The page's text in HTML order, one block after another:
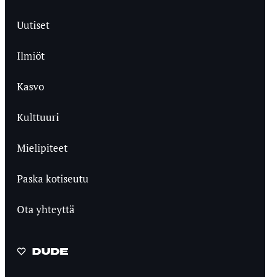
Uutiset
Ilmiöt
Kasvo
Kulttuuri
Mielipiteet
Paska kotiseutu
Ota yhteyttä